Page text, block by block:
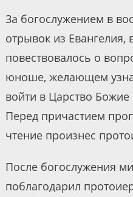
За богослужением в
отрывок из Евангелия,
повествовалось о
юноше, желающем
войти в Царство
Перед причастием
чтение произнес
После богослужения
поблагодарил